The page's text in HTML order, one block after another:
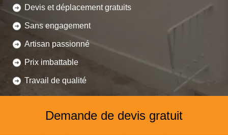
Devis et déplacement gratuits
Sans engagement
Artisan passionné
Prix imbattable
Travail de qualité
Demande de devis gratuit